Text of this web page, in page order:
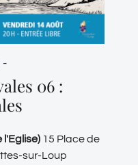
-
06 :
l'Eglise) 15 Place de
sur-Loup